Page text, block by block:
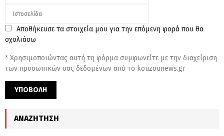
Αποθήκευσε τα στοιχεία μου για την επόμενη φορά που θα
σχολιάσω
* Χρησιμοποιώντας αυτή τη φόρμα συμφωνείτε με την διαχείριση
των προσωπικών σας δεδομένων από το kouzounews.gr
ΑΝΑΖΉΤΗΣΗ